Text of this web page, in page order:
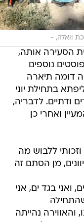
וואלה, -
הסעירה אותה,
נוספים
דומה תיארה
בתחילת יוני
ודתיים. לדבריה,
ואחרי כן
ללבוש מה
מן הסתם זה
ואני בגד ים, אני
סביבנו, והאווירה נהייתה